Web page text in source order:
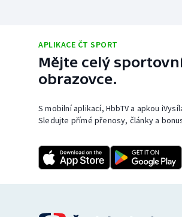
APLIKACE ČT SPORT
Mějte celý
obrazovce.
S mobilní aplikací, HbbTV a apkou
Sledujte přímé přenosy, články a